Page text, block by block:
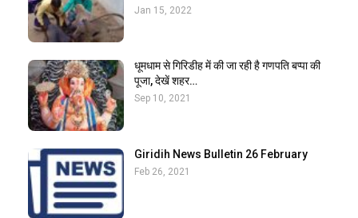
Jan 15, 2022
धूमधाम से गिरिडीह में की जा रही है गणपति बप्पा की
पूजा, देखें शहर…
Sep 10, 2021
Giridih News Bulletin 26 February
Feb 26, 2021